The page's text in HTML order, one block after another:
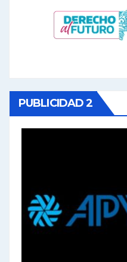
PUBLICIDAD 2